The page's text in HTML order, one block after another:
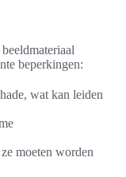
beperkingen:
wat kan leiden
moeten worden